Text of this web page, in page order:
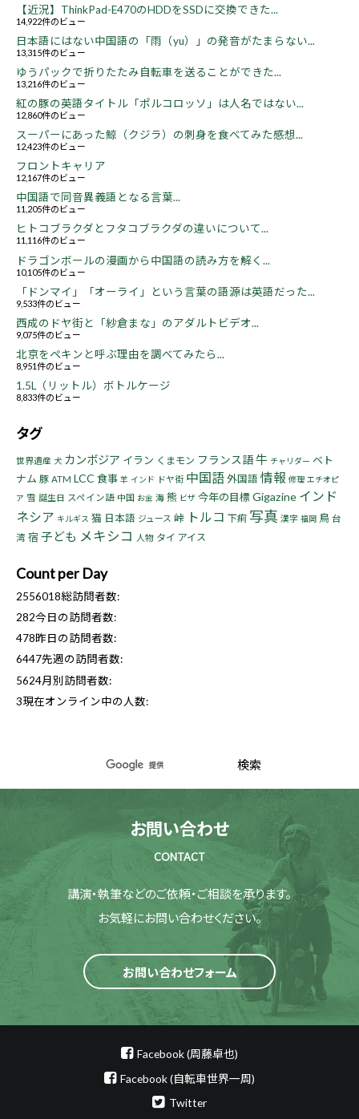
【近況】ThinkPad-E470のHDDをSSDに交換できた...
14,922件のビュー
日本語にはない中国語の「雨（yu）」の発音がたまらない...
13,315件のビュー
ゆうパックで折りたたみ自転車を送ることができた...
13,216件のビュー
紅の豚の英語タイトル「ポルコロッソ」は人名ではない...
12,860件のビュー
スーパーにあった鯨（クジラ）の刺身を食べてみた感想...
12,423件のビュー
フロントキャリア
12,167件のビュー
中国語で同音異義語となる言葉...
11,205件のビュー
ヒトコブラクダとフタコブラクダの違いについて...
11,116件のビュー
ドラゴンボールの漫画から中国語の読み方を解く...
10,105件のビュー
「ドンマイ」「オーライ」という言葉の語源は英語だった...
9,533件のビュー
西成のドヤ街と「紗倉まな」のアダルトビデオ...
9,075件のビュー
北京をペキンと呼ぶ理由を調べてみたら...
8,951件のビュー
1.5L（リットル）ボトルケージ
8,833件のビュー
タグ
世界遺産 犬 カンボジア イラン くまモン フランス語牛 チャリダー ベト
ナム 豚 ATM LCC 食事 羊 インド ドヤ街 中国語 外国語 情報 修理 エチオピ
ア 雪 誕生日 スペイン語 中国 お金 海 熊 ビザ 今年の目標Gigazine インド
ネシア キルギス 猫 日本語 ジュース 峠 トルコ 下痢 写真 漢字 福岡 鳥 台
湾 宿 子ども メキシコ 人物 タイ アイス
Count per Day
2556018総訪問者数:
282今日の訪問者数:
478昨日の訪問者数:
6447先週の訪問者数:
5624月別訪問者数:
3現在オンライン中の人数:
お問い合わせ
CONTACT
講演・執筆などのご依頼・ご相談を承ります。
お気軽にお問い合わせください。
お問い合わせフォーム
Facebook (周藤卓也)
Facebook (自転車世界一周)
Twitter